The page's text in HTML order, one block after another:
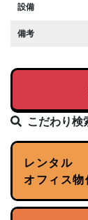
設備
備考
こだわり検
レンタル
オフィス物